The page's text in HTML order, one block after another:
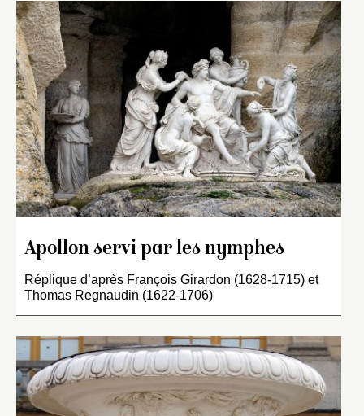
Apollon servi par les nymphes
Réplique d’après François Girardon (1628-1715) et
Thomas Regnaudin (1622-1706)